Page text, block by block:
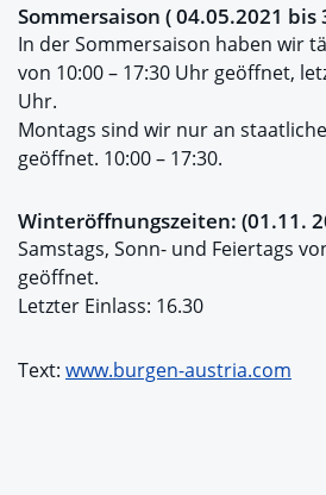
Sommersaison ( 04.05.2021 bis
In der Sommersaison haben wir
von 10:00 – 17:30 Uhr geöffnet,
Uhr.
Montags sind wir nur an
geöffnet. 10:00 – 17:30.
Winteröffnungszeiten: (01.11.
Samstags, Sonn- und Feiertags
geöffnet.
Letzter Einlass: 16.30
Text: www.burgen-austria.com